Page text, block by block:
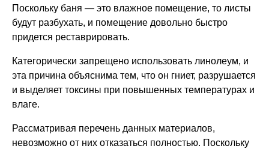
Поскольку баня — это влажное помещение, то листы
будут разбухать, и помещение довольно быстро
придется реставрировать.
Категорически запрещено использовать линолеум, и
эта причина объяснима тем, что он гниет, разрушается
и выделяет токсины при повышенных температурах и
влаге.
Рассматривая перечень данных материалов,
невозможно от них отказаться полностью. Поскольку